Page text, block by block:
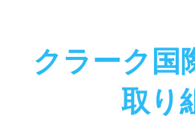
クラーク国
取り